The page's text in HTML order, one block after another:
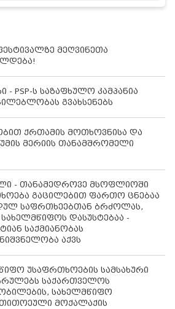
მეღვინეთა
- PSP-ს საზაფხულო კამპანია
გვახსენებს
ქრთამის მოთხოვნისა და
მერიის თანამშრომელი
- თანამედროვე მსოფლიოში
გაცილებით ფართო ცნებაა
საფრთხეებთან ბრძოლას,
დასუსტებაა -
საქმიანობას
აქვს
უსაფრთხოების სამსახური
საქართველოს
სახელმწიფო
თითოეული მოქალაქის